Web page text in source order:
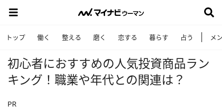
トップ 働く 整える 磨く 恋する 暮らす 占う メ
初心者におすすめの人気投資商品ラン
キング！職業や年代との関連は？
PR